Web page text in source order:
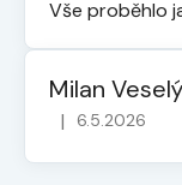
Vše proběhlo
Milan Veselý
Hodnocení
| 6.5.2026